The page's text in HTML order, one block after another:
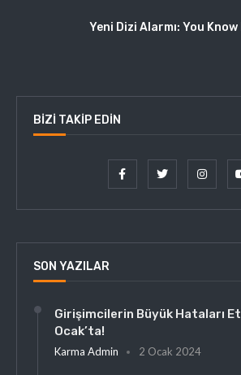
Yeni Dizi Alarmı: You
BIZI TAKIP EDIN
SON YAZILAR
Girişimcilerin Büyük Hataları
Ocak’ta!
Karma Admin 2 Ocak 2024